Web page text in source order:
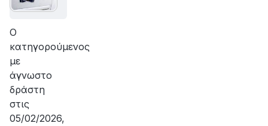
Ο
κατηγορούμενος
με
άγνωστο
δράστη
στις
05/02/2026,